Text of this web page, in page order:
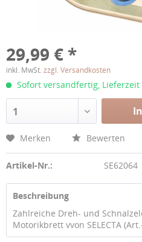
29,99 € *
inkl. MwSt. zzgl. Versandkosten
Sofort versandfertig, Lieferzeit
1
Merken Bewerten
Artikel-Nr.: SE62064
Beschreibung
Zahlreiche Dreh- und
Motorikbrett vvon SELECTA